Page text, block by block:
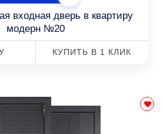
входная дверь в квартиру
модерн №20
КУПИТЬ В 1 КЛИК